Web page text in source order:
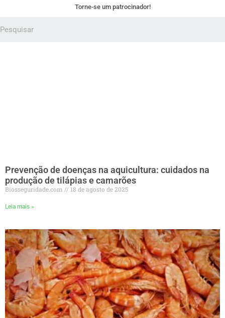
Torne-se um patrocinador!
Prevenção de doenças na aquicultura: cuidados na
produção de tilápias e camarões
Biosseguridade.com 18 de agosto de 2025
Leia mais »